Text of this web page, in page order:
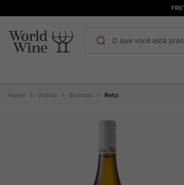
Vinhos Brancos Reto
1º Maçanita
Bodega Garzon